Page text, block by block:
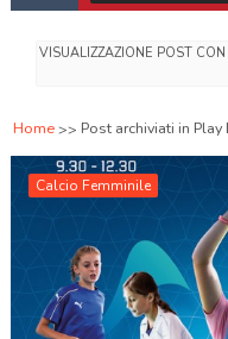
VISUALIZZAZIONE POST
Home Post archiviati in Play
Calcio Femminile